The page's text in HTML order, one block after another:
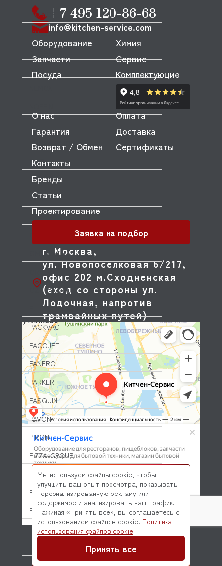
MORICE
MULLER
MUSSO
MVQ
NUOVA SIMONELLI
ODE
OEM
OLAB
OLIS
OMNIWASH
ORVED
OZTIRYAKILER
P.L. Proff Cuisine
PACKVAC
PACOJET
PANERO
PARKER
PASQUINI
PAVONI
PIRON
PIZZA-GROUP
PLAS-CONT
POLAIR (ПОЛАИР)
PONY
POPCAKE
+7 495 120-86-68
info@kitchen-service.com
г. Москва,
ул. Новопоселковая 6/217,
офис 202 м.Сходненская
(вход со стороны ул.
Лодочная, напротив
трамвайных путей)
Оборудование
Запчасти
Посуда
Химия
Сервис
Комплектующие
О нас
Оплата
Гарантия
Доставка
Возврат / Обмен
Сертификаты
Контакты
Бренды
Статьи
Проектирование
Заявка на подбор
© 2026 Kitchen-Service.com Интернет-магазин запчастей
и оборудования профессиональной кухни
Мы используем файлы cookie, чтобы
улучшить ваш опыт просмотра, показывать
персонализированную рекламу или
содержимое и анализировать наш трафик.
Нажимая «Принять все», вы соглашаетесь с
использованием файлов cookie. Политика
использования файлов cookie
Принять все